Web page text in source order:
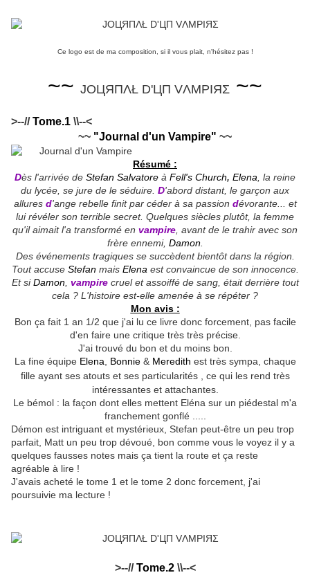
Ce logo est de ma composition, si il vous plait, n'hésitez pas !
~~ JOЦЯПΛŁ D'ЦП VΛMPIЯΣ ~~
>--//Tome.1 \\--<
~~ "Journal d'un Vampire" ~~
Résumé :
Dès l'arrivée de Stefan Salvatore à Fell's Church, Elena , la reine
du lycée, se jure de le séduire. D'abord distant, le garçon aux
allures d'ange rebelle finit par céder à sa passion dévorante... et
lui révéler son terrible secret. Quelques siècles plutôt, la femme
qu'il aimait l'a transformé en vampire , avant de le trahir avec son
frère ennemi, Damon.
Des événements tragiques se succèdent bientôt dans la région.
Tout accuse Stefanmais Elena est convaincue de son innocence.
Et siDamon, vampirecruel et assoiffé de sang, était derrière tout
cela ? L'histoire est-elle amenée à se répéter ?
Mon avis :
Bon ça fait 1 an 1/2 que j'ai lu ce livre donc forcement, pas facile
d'en faire une critique très très précise.
J'ai trouvé du bon et du moins bon.
La fine équipe Elena Bonnie& Meredith est très sympa, chaque
fille ayant ses atouts et ses particularités
, ce qui les rend très
intéressantes et attachantes.
Le bémol : la façon dont elles mettent Eléna sur un piédestal m'a
franchement gonflé .....
Démon est intriguant et mystérieux, Stefan peut-être un peu trop
parfait, Matt un peu trop dévoué, bon comme vous le voyez il y a
quelques fausses notes mais ça tient la route et ça reste
agréable à lire !
J'avais acheté le tome 1 et le tome 2 donc forcement, j'ai
poursuivie ma lecture !
>--//Tome.2\\--<